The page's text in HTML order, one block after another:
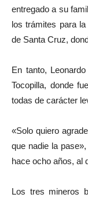
entregado a su
los trámites para
de Santa Cruz,
En tanto,
Tocopilla, donde
todas de carácter
«Solo quiero
que nadie la
hace ocho años, al
Los tres mineros